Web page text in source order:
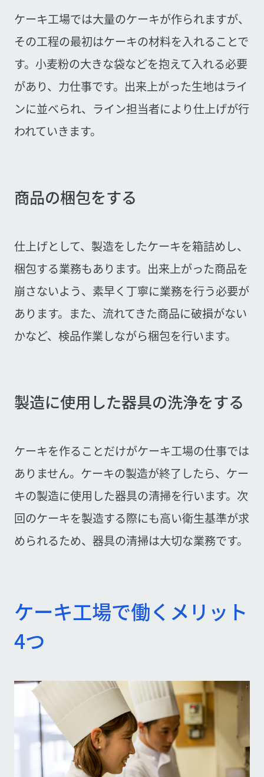
ケーキ工場では大量のケーキが作られますが、
その工程の最初はケーキの材料を入れることで
す。小麦粉の大きな袋などを抱えて入れる必要
があり、力仕事です。出来上がった生地はライ
ンに並べられ、ライン担当者により仕上げが行
われていきます。
商品の梱包をする
仕上げとして、製造をしたケーキを箱詰めし、
梱包する業務もあります。出来上がった商品を
崩さないよう、素早く丁寧に業務を行う必要が
あります。また、流れてきた商品に破損がない
かなど、検品作業しながら梱包を行います。
製造に使用した器具の洗浄をする
ケーキを作ることだけがケーキ工場の仕事では
ありません。ケーキの製造が終了したら、ケー
キの製造に使用した器具の清掃を行います。次
回のケーキを製造する際にも高い衛生基準が求
められるため、器具の清掃は大切な業務です。
ケーキ工場で働くメリット
4つ